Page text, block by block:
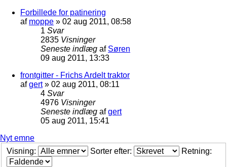
Forbillede for patinering
af moppe » 02 aug 2011, 08:58
1 Svar
2835 Visninger
Seneste indlæg af Søren
09 aug 2011, 13:33
frontgitter - Frichs Ardelt traktor
afgert» 02 aug 2011, 08:11
4 Svar
4976 Visninger
Seneste indlæg afgert
05 aug 2011, 15:41
Nyt emne
Visning:
Sorter efter: Retning: